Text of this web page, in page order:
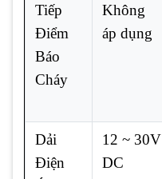
Tiếp
Điểm
Báo
Cháy
Không
áp dụng
Dải
Điện
12 ~ 30V
DC